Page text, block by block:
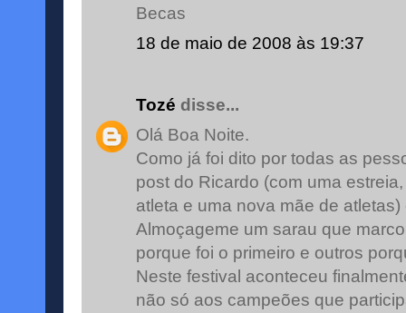
Becas
18 de maio de 2008 às 19:37
Tozé disse...
Olá Boa Noite.
Como já foi dito por todas as
post do Ricardo (com uma
atleta e uma nova mãe de
Almoçageme um sarau que
porque foi o primeiro e outros
Neste festival aconteceu
não só aos campeões que